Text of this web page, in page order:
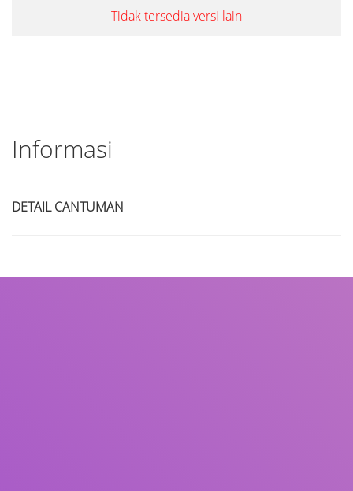
Tidak tersedia versi lain
Informasi
DETAIL CANTUMAN